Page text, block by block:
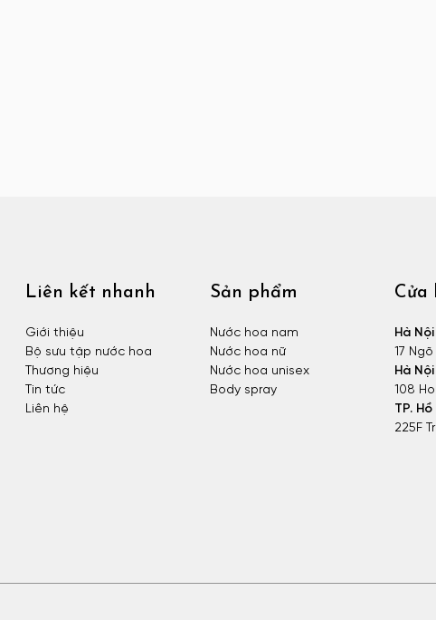
Liên kết nhanh
Giới thiệu
Bộ sưu tập nước hoa
Thương hiệu
Tin tức
Liên hệ
Sản phẩm
Nước hoa nam
Nước hoa nữ
Nước hoa unisex
Body spray
Cửa
Hà Nội
17
Hà Nội
108
TP.
225F